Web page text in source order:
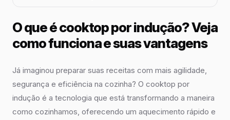
O que é cooktop por indução? Veja
como funciona e suas vantagens
Já imaginou preparar suas receitas com mais agilidade,
segurança e eficiência na cozinha? O cooktop por
indução é a tecnologia que está transformando a maneira
como cozinhamos, oferecendo um aquecimento rápido e